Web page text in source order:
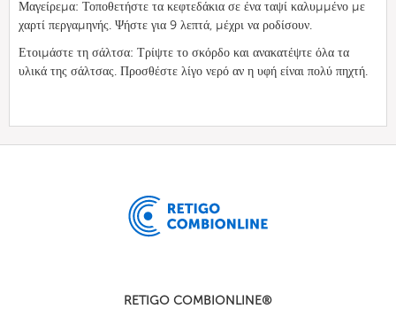
Μαγείρεμα: Τοποθετήστε τα κεφτεδάκια σε ένα ταψί καλυμμένο με
χαρτί περγαμηνής. Ψήστε για 9 λεπτά, μέχρι να ροδίσουν.
Ετοιμάστε τη σάλτσα: Τρίψτε το σκόρδο και ανακατέψτε όλα τα
υλικά της σάλτσας. Προσθέστε λίγο νερό αν η υφή είναι πολύ πηχτή.
RETIGO COMBIONLINE®